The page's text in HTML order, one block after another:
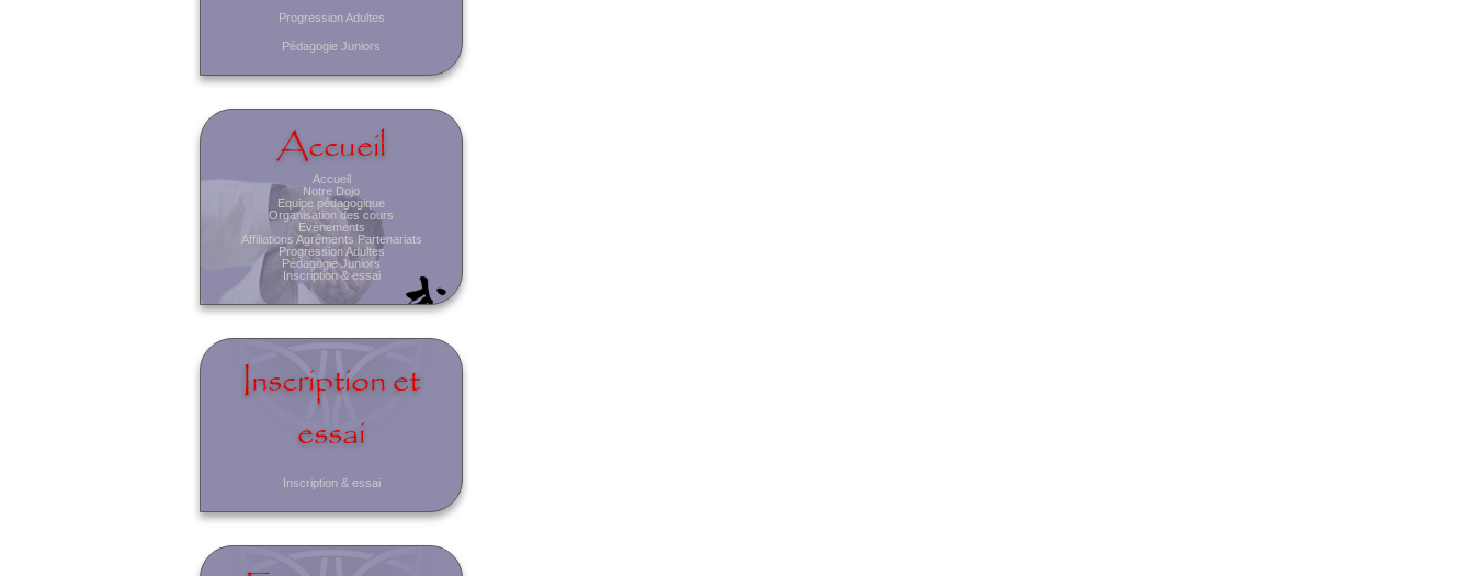
Progression Adultes
Pédagogie Juniors
Accueil
Accueil
Notre Dojo
Equipe pédagogique
Organisation des cours
Evènements
Affiliations Agréments Partenariats
Progression Adultes
Pédagogie Juniors
Inscription & essai
Inscription et
essai
Inscription & essai